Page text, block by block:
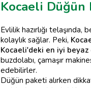
Kocaeli Düğün
Evlilik hazırlığı
kolaylık sağlar. Peki,
Kocaeli'deki en iyi beyaz
buzdolabı, çamaşır
edebilirler.
Düğün paketi alırken